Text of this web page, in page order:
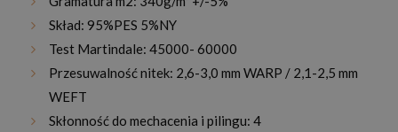
Skład: 95%PES 5%NY
Test Martindale: 45000- 60000
Przesuwalność nitek: 2,6-3,0 mm WARP / 2,1-2,5 mm
WEFT
Skłonność do mechacenia i pilingu: 4